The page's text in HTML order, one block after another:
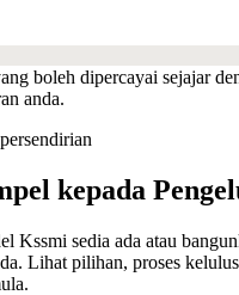
boleh dipercayai sejajar
anda.
kepada
Kssmi sedia ada atau
Lihat pilihan, proses